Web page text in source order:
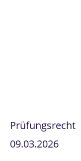
Prüfungsrecht
09.03.2026